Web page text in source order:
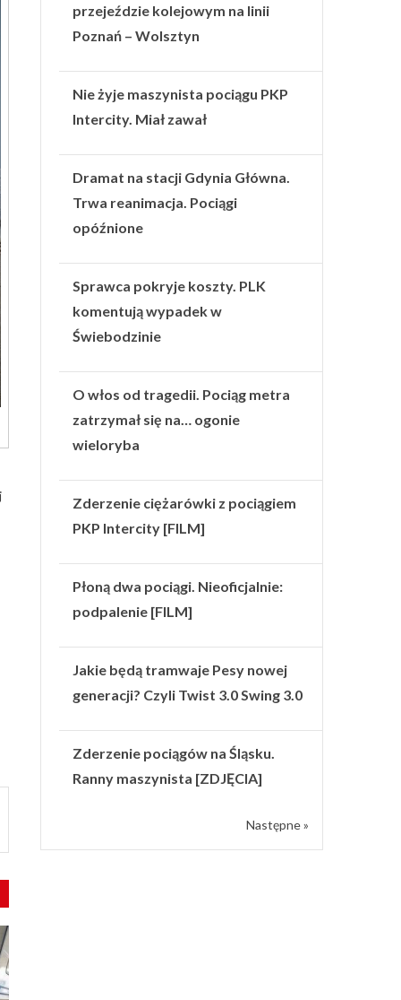
przejeździe kolejowym na linii
Poznań – Wolsztyn
Nie żyje maszynista pociągu PKP
Intercity. Miał zawał
Dramat na stacji Gdynia Główna.
Trwa reanimacja. Pociągi
opóźnione
Sprawca pokryje koszty. PLK
komentują wypadek w
Świebodzinie
O włos od tragedii. Pociąg metra
zatrzymał się na… ogonie
wieloryba
Zderzenie ciężarówki z pociągiem
PKP Intercity [FILM]
Płoną dwa pociągi. Nieoficjalnie:
podpalenie [FILM]
Jakie będą tramwaje Pesy nowej
generacji? Czyli Twist 3.0 Swing 3.0
Zderzenie pociągów na Śląsku.
Ranny maszynista [ZDJĘCIA]
Następne »